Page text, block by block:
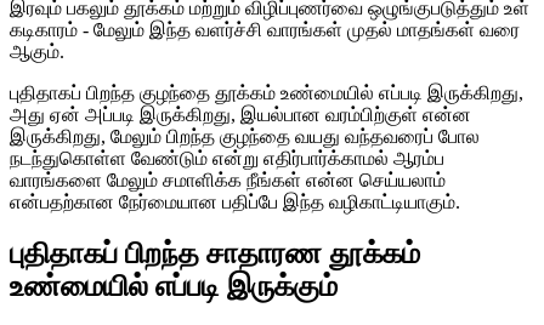
இரவும் பகலும் தூக்கம் மற்றும் விழிப்புணர்வை ஒழுங்குபடுத்தும் உள்
கடிகாரம் - மேலும் இந்த வளர்ச்சி வாரங்கள் முதல் மாதங்கள் வரை
ஆகும்.
புதிதாகப் பிறந்த குழந்தை தூக்கம் உண்மையில் எப்படி இருக்கிறது,
அது ஏன் அப்படி இருக்கிறது, இயல்பான வரம்பிற்குள் என்ன
இருக்கிறது, மேலும் பிறந்த குழந்தை வயது வந்தவரைப் போல
நடந்துகொள்ள வேண்டும் என்று எதிர்பார்க்காமல் ஆரம்ப
வாரங்களை மேலும் சமாளிக்க நீங்கள் என்ன செய்யலாம்
என்பதற்கான நேர்மையான பதிப்பே இந்த வழிகாட்டியாகும்.
புதிதாகப் பிறந்த சாதாரண தூக்கம்
உண்மையில் எப்படி இருக்கும்